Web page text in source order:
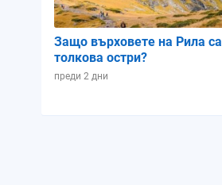
Защо върховете на Рила са
толкова остри?
преди 2 дни